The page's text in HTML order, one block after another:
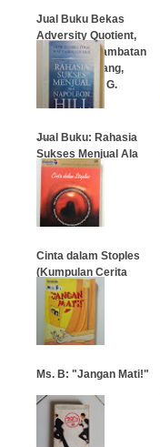
Jual Buku Bekas
Adversity Quotient,
Mengubah Hambatan
Menjadi Peluang,
Penulis: Paul G.
Stoltz, PhD
…
Jual Buku: Rahasia
Sukses Menjual Ala
Napoleon Hill
…
Cinta dalam Stoples
(Kumpulan Cerita
Pendek)
…
Ms. B: "Jangan Mati!"
…